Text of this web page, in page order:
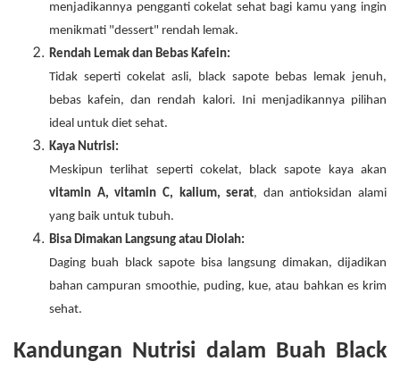
menjadikannya pengganti cokelat sehat bagi kamu yang ingin
menikmati "dessert" rendah lemak.
Rendah Lemak dan Bebas Kafein:
Tidak seperti cokelat asli, black sapote bebas lemak jenuh,
bebas kafein, dan rendah kalori. Ini menjadikannya pilihan
ideal untuk diet sehat.
Kaya Nutrisi:
Meskipun terlihat seperti cokelat, black sapote kaya akan
vitamin A, vitamin C, kalium, serat, dan antioksidan alami
yang baik untuk tubuh.
Bisa Dimakan Langsung atau Diolah:
Daging buah black sapote bisa langsung dimakan, dijadikan
bahan campuran smoothie, puding, kue, atau bahkan es krim
sehat.
Kandungan Nutrisi dalam Buah Black